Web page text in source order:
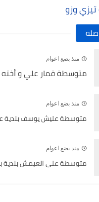
وزو
منذ بضع اعوام
متوسطة قمار علي و
منذ بضع اعوام
متوسطة عليش يوسف بلدية
منذ بضع اعوام
متوسطة علي العيمش بلدية